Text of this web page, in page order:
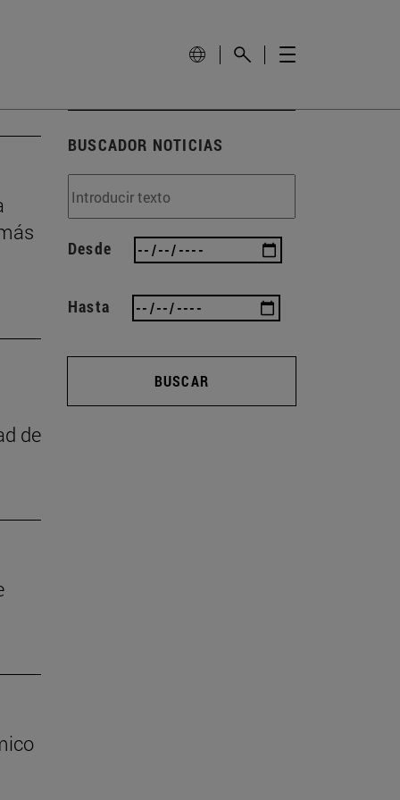
de
BUSCADOR NOTICIAS
Desde
Hasta
BUSCAR